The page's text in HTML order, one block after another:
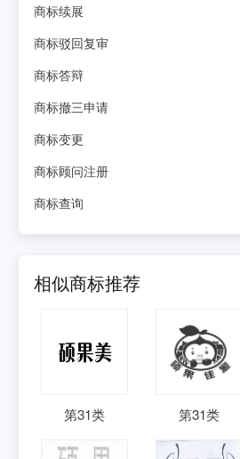
商标续展
商标驳回复审
商标答辩
商标撤三申请
商标变更
商标顾问注册
商标查询
相似商标推荐
第31类 第31类